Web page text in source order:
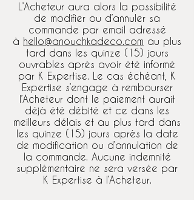
L’Acheteur aura alors la possibilité
de modifier ou d’annuler sa
commande par email adressé
à hello@anouchkadeco.com au plus
tard dans les quinze (15) jours
ouvrables après avoir été informé
par K Expertise. Le cas échéant, K
Expertise s’engage à rembourser
l’Acheteur dont le paiement aurait
déjà été débité et ce dans les
meilleurs délais et au plus tard dans
les quinze (15) jours après la date
de modification ou d’annulation de
la commande. Aucune indemnité
supplémentaire ne sera versée par
K Expertise à l’Acheteur.